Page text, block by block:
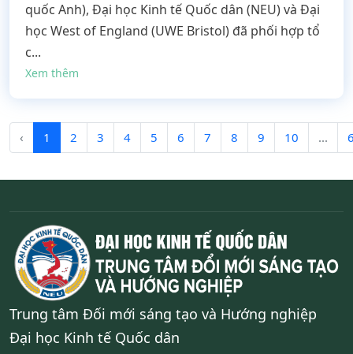
quốc Anh), Đại học Kinh tế Quốc dân (NEU) và Đại
học West of England (UWE Bristol) đã phối hợp tổ
c...
Xem thêm
‹ 1 2 3 4 5 6 7 8 9 10 ...
Trung tâm Đối mới sáng tạo và Hướng nghiệp
Đại học Kinh tế Quốc dân